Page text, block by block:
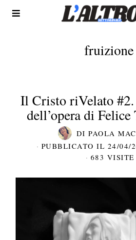
fruizione
Il Cristo riVelato
dell’opera di
DIPAOLA
PUBBLICATO IL 24/04/
683 VISITE